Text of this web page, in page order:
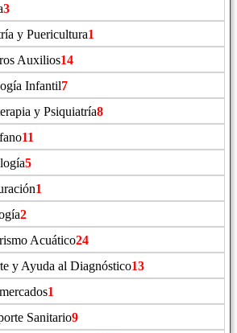
3
y Puericultura1
Auxilios14
Infantil7
y Psiquiatría8
11
5
1
2
Acuático24
y Ayuda al Diagnóstico13
1
Sanitario9